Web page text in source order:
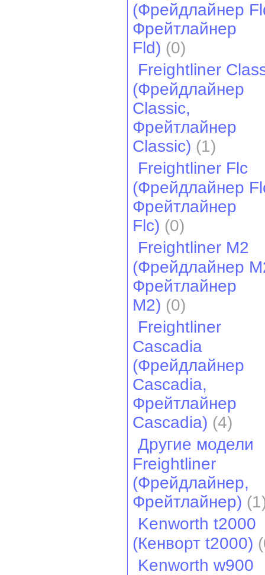
(Фрейдлайнер
Фрейтлайнер
Fld) (0)
Freightliner
(Фрейдлайнер
Classic,
Фрейтлайнер
Classic) (1)
Freightliner Flc
(Фрейдлайнер
Фрейтлайнер
Flc) (0)
Freightliner M2
(Фрейдлайнер
Фрейтлайнер
M2) (0)
Freightliner
Cascadia
(Фрейдлайнер
Cascadia,
Фрейтлайнер
Cascadia) (4)
Другие модели
Freightliner
(Фрейдлайнер,
Фрейтлайнер)
Kenworth t2000
(Кенворт t2000)
Kenworth w900